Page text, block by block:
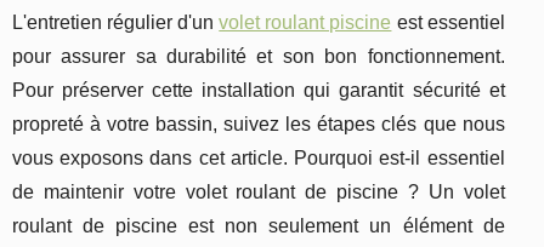
L'entretien régulier d'unvolet roulant piscine est essentiel
pour assurer sa durabilité et son bon fonctionnement.
Pour préserver cette installation qui garantit sécurité et
propreté à votre bassin, suivez les étapes clés que nous
vous exposons dans cet article. Pourquoi est-il essentiel
de maintenir votre volet roulant de piscine ? Un volet
roulant de piscine est non seulement un élément de